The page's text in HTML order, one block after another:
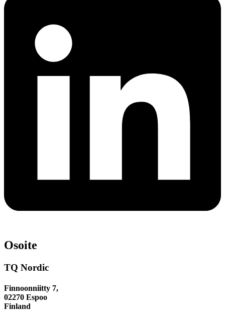
Osoite
TQ Nordic
Finnoonniitty 7,
02270 Espoo
Finland